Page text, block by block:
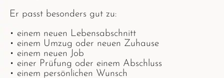
Er passt besonders gut zu:
• einem neuen Lebensabschnitt
• einem Umzug oder neuen Zuhause
• einem neuen Job
• einer Prüfung oder einem Abschluss
• einem persönlichen Wunsch